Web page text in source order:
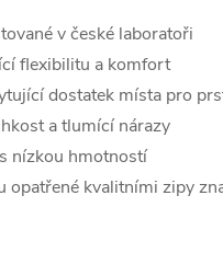
v české laboratoři
flexibilitu a komfort
dostatek místa pro
a tlumící nárazy
nízkou hmotností
kvalitními zipy